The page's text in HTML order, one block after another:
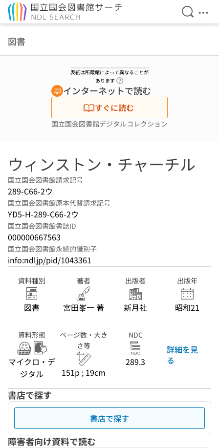
検索を
メ
図書
表紙は所蔵館によって異なることが
あります
インターネットで読む
すぐに読む
国立国会図書館デジタルコレクション
ウィンストン・チャーチル
国立国会図書館請求記号
289-C66-2ウ
国立国会図書館原本代替請求記号
YD5-H-289-C66-2ウ
国立国会図書館書誌ID
000000667563
国立国会図書館永続的識別子
info:ndljp/pid/1043361
資料種別
図書
著者
宮田峯一 著
出版者
新月社
出版年
昭和21
資料形態
マイクロ・デ
ジタル
ページ数・大き
さ等
151p ; 19cm
NDC
289.3
詳細を見
る
書店で探す
書店で探す
障害者向け資料で読む